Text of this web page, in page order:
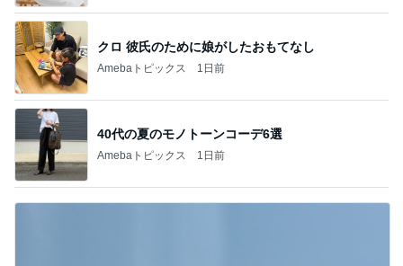
クロ 彼氏のために娘がしたおもてなし
Amebaトピックス 1日前
40代の夏のモノトーンコーデ6選
Amebaトピックス 1日前